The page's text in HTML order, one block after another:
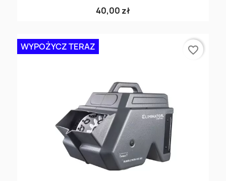
40,00 zł
WYPOŻYCZ TERAZ favorite_border